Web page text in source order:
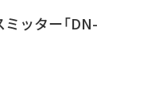
ッター「DN-